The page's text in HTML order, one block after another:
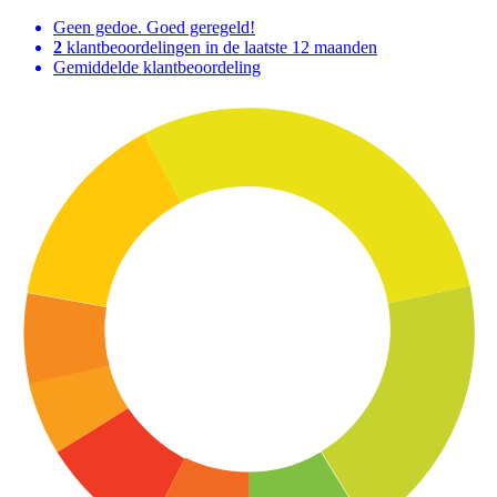
Geen gedoe. Goed geregeld!
2 klantbeoordelingen in de laatste 12 maanden
Gemiddelde klantbeoordeling